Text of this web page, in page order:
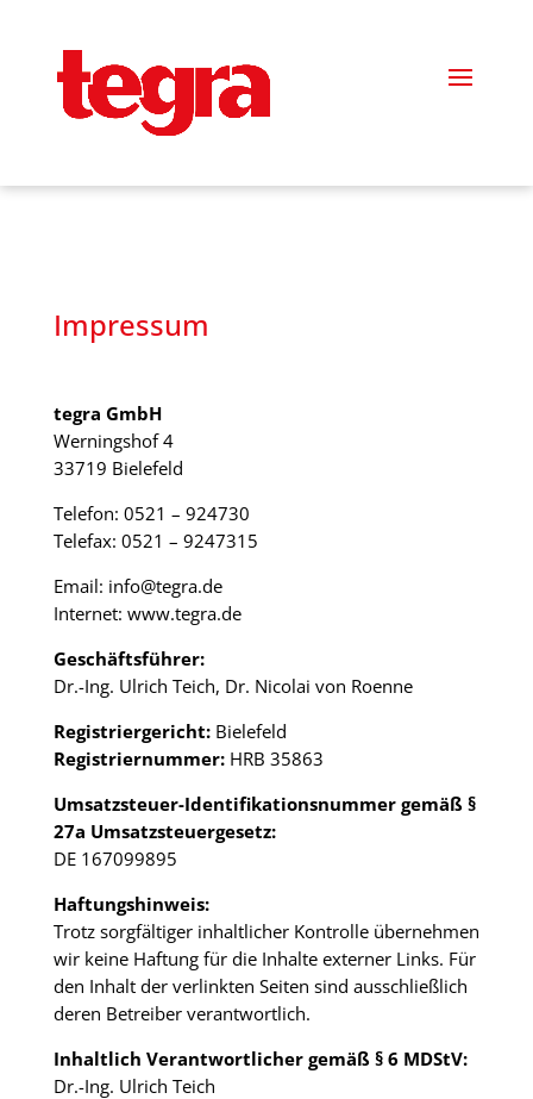
Impressum
tegra GmbH
Werningshof 4
33719 Bielefeld
Telefon: 0521 – 924730
Telefax: 0521 – 9247315
Email: info@tegra.de
Internet: www.tegra.de
Geschäftsführer:
Dr.-Ing. Ulrich Teich, Dr. Nicolai von Roenne
Registriergericht:Bielefeld
Registriernummer:HRB 35863
Umsatzsteuer-Identifikationsnummer gemäß §
27a Umsatzsteuergesetz:
DE 167099895
Haftungshinweis:
Trotz sorgfältiger inhaltlicher Kontrolle übernehmen
wir keine Haftung für die Inhalte externer Links. Für
den Inhalt der verlinkten Seiten sind ausschließlich
deren Betreiber verantwortlich.
Inhaltlich Verantwortlicher gemäß § 6 MDStV:
Dr.-Ing. Ulrich Teich